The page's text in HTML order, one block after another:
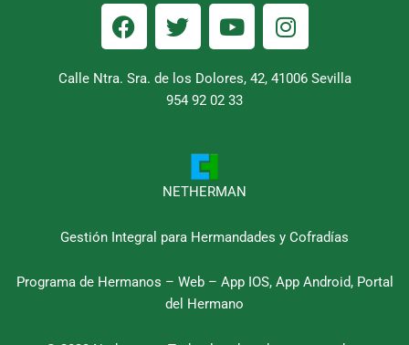
F
a
e
T
w
t
t
Y
o
t
u
I
n
t
Calle Ntra. Sra. de los Dolores, 42, 41006 Sevilla
954 92 02 33
NETHERMAN
Gestión Integral para Hermandades y Cofradías
Programa de Hermanos – Web – App IOS, App Android, Portal
del Hermano